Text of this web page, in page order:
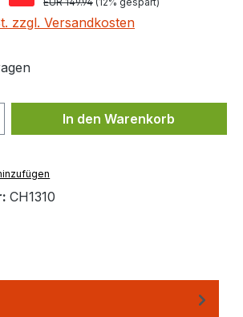
zzgl. Versandkosten
Gib den
In den Warenkorb
CH1310